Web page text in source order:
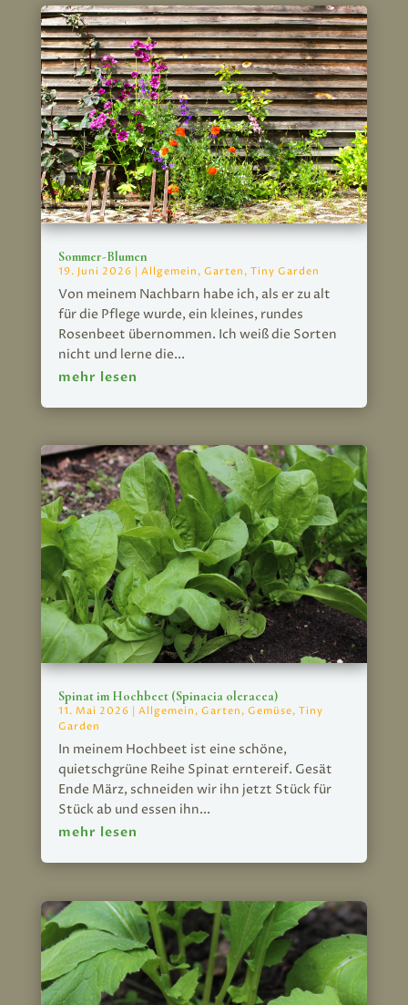
Sommer-Blumen
19. Juni 2026 | Allgemein , Garten , Tiny Garden
Von meinem Nachbarn habe ich, als er zu alt
für die Pflege wurde, ein kleines, rundes
Rosenbeet übernommen. Ich weiß die Sorten
nicht und lerne die...
mehr lesen
Spinat im Hochbeet (Spinacia oleracea)
11. Mai 2026 | Allgemein , Garten , Gemüse, Tiny
Garden
In meinem Hochbeet ist eine schöne,
quietschgrüne Reihe Spinat erntereif. Gesät
Ende März, schneiden wir ihn jetzt Stück für
Stück ab und essen ihn...
mehr lesen